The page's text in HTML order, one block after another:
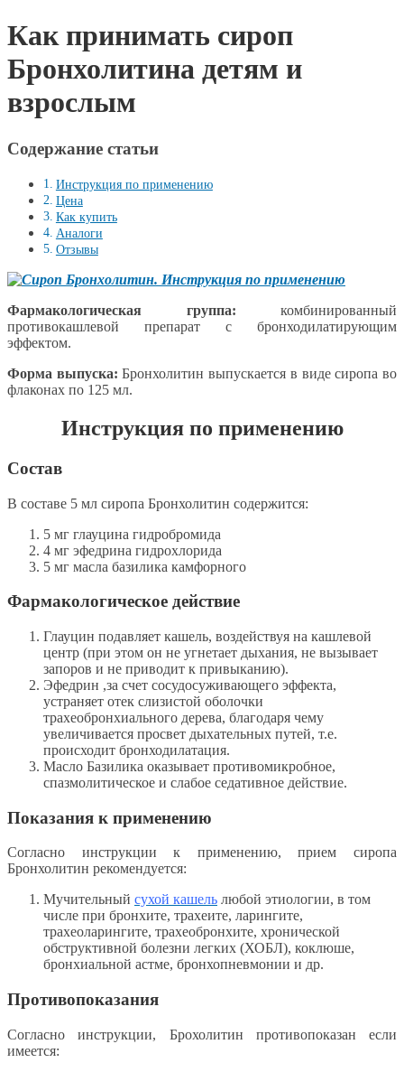
Как принимать сироп
Бронхолитина детям и
взрослым
Содержание статьи
Инструкция по применению
Цена
Как купить
Аналоги
Отзывы
Фармакологическая группа: комбинированный
противокашлевой препарат с бронходилатирующим
эффектом.
Форма выпуска:Бронхолитин выпускается в виде сиропа во
флаконах по 125 мл.
Инструкция по применению
Состав
В составе 5 мл сиропа Бронхолитин содержится:
5 мг глауцина гидробромида
4 мг эфедрина гидрохлорида
5 мг масла базилика камфорного
Фармакологическое действие
Глауцин подавляет кашель, воздействуя на кашлевой
центр (при этом он не угнетает дыхания, не вызывает
запоров и не приводит к привыканию).
Эфедрин ,за счет сосудосуживающего эффекта,
устраняет отек слизистой оболочки
трахеобронхиального дерева, благодаря чему
увеличивается просвет дыхательных путей, т.е.
происходит бронходилатация.
Масло Базилика оказывает противомикробное,
спазмолитическое и слабое седативное действие.
Показания к применению
Согласно инструкции к применению, прием сиропа
Бронхолитин рекомендуется:
Мучительный сухой кашель любой этиологии, в том
числе при бронхите, трахеите, ларингите,
трахеоларингите, трахеобронхите, хронической
обструктивной болезни легких (ХОБЛ), коклюше,
бронхиальной астме, бронхопневмонии и др.
Противопоказания
Согласно инструкции, Брохолитин противопоказан если
имеется: